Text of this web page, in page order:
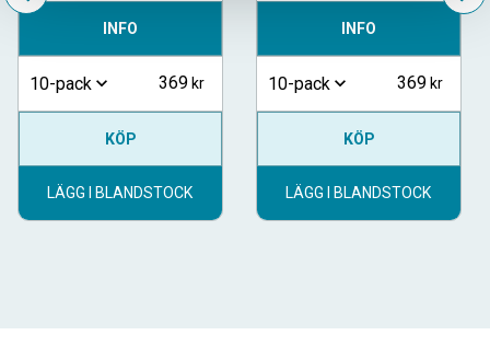
INFO
10-pack 369
KÖP
LÄGG I BLANDSTOCK
INFO
10-pack 369
KÖP
LÄGG I BLANDSTOCK